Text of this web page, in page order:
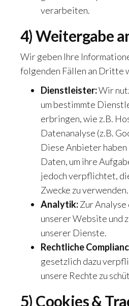
verarbeiten.
4) Weitergabe
Wir geben Ihre
folgenden Fällen an Dritte
Dienstleister:Wir
um bestimmte
erbringen, wie z.B.
Datenanalyse (z.B.
Diese Anbieter haben
Daten, um ihre
jedoch verpflichtet,
Zwecke zu verwenden.
Analytik:Zur
unserer Website und
unserer Dienste.
Rechtliche
gesetzlich dazu
unsere Rechte zu
5) Cookies &